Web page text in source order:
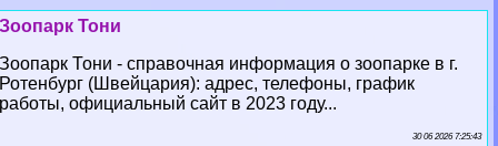
Зоопарк Тони
Зоопарк Тони - справочная информация о зоопарке в г.
Ротенбург (Швейцария): адрес, телефоны, график
работы, официальный сайт в 2023 году...
30 06 2026 7:25:43